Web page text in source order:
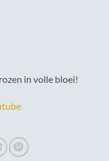
in volle bloei!